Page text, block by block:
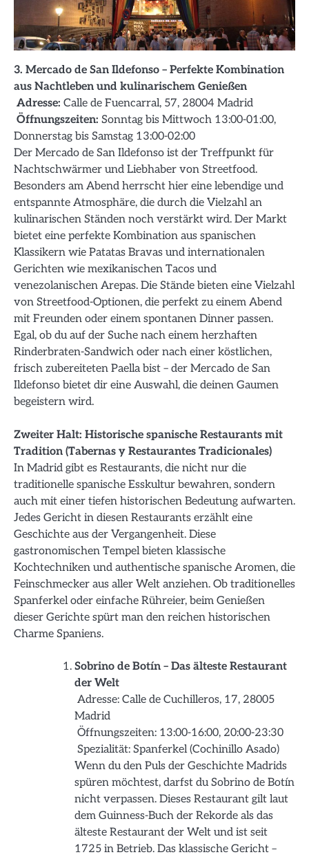
3. Mercado de San Ildefonso – Perfekte Kombination
aus Nachtleben und kulinarischem Genießen
Adresse: Calle de Fuencarral, 57, 28004 Madrid
Öffnungszeiten: Sonntag bis Mittwoch 13:00-01:00,
Donnerstag bis Samstag 13:00-02:00
Der Mercado de San Ildefonso ist der Treffpunkt für
Nachtschwärmer und Liebhaber von Streetfood.
Besonders am Abend herrscht hier eine lebendige und
entspannte Atmosphäre, die durch die Vielzahl an
kulinarischen Ständen noch verstärkt wird. Der Markt
bietet eine perfekte Kombination aus spanischen
Klassikern wie Patatas Bravas und internationalen
Gerichten wie mexikanischen Tacos und
venezolanischen Arepas. Die Stände bieten eine Vielzahl
von Streetfood-Optionen, die perfekt zu einem Abend
mit Freunden oder einem spontanen Dinner passen.
Egal, ob du auf der Suche nach einem herzhaften
Rinderbraten-Sandwich oder nach einer köstlichen,
frisch zubereiteten Paella bist – der Mercado de San
Ildefonso bietet dir eine Auswahl, die deinen Gaumen
begeistern wird.
Zweiter Halt: Historische spanische Restaurants mit
Tradition (Tabernas y Restaurantes Tradicionales)
In Madrid gibt es Restaurants, die nicht nur die
traditionelle spanische Esskultur bewahren, sondern
auch mit einer tiefen historischen Bedeutung aufwarten.
Jedes Gericht in diesen Restaurants erzählt eine
Geschichte aus der Vergangenheit. Diese
gastronomischen Tempel bieten klassische
Kochtechniken und authentische spanische Aromen, die
Feinschmecker aus aller Welt anziehen. Ob traditionelles
Spanferkel oder einfache Rühreier, beim Genießen
dieser Gerichte spürt man den reichen historischen
Charme Spaniens.
Sobrino de Botín – Das älteste Restaurant
der Welt
Adresse: Calle de Cuchilleros, 17, 28005
Madrid
Öffnungszeiten: 13:00-16:00, 20:00-23:30
Spezialität: Spanferkel (Cochinillo Asado)
Wenn du den Puls der Geschichte Madrids
spüren möchtest, darfst du Sobrino de Botín
nicht verpassen. Dieses Restaurant gilt laut
dem Guinness-Buch der Rekorde als das
älteste Restaurant der Welt und ist seit
1725 in Betrieb. Das klassische Gericht –